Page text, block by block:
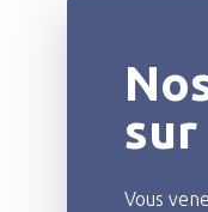
sur
Vous